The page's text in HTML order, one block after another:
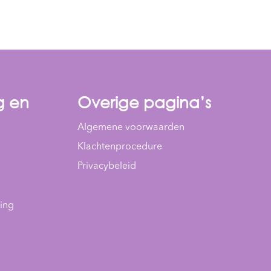
en
Overige pagina’s
Algemene voorwaarden
Klachtenprocedure
Privacybeleid